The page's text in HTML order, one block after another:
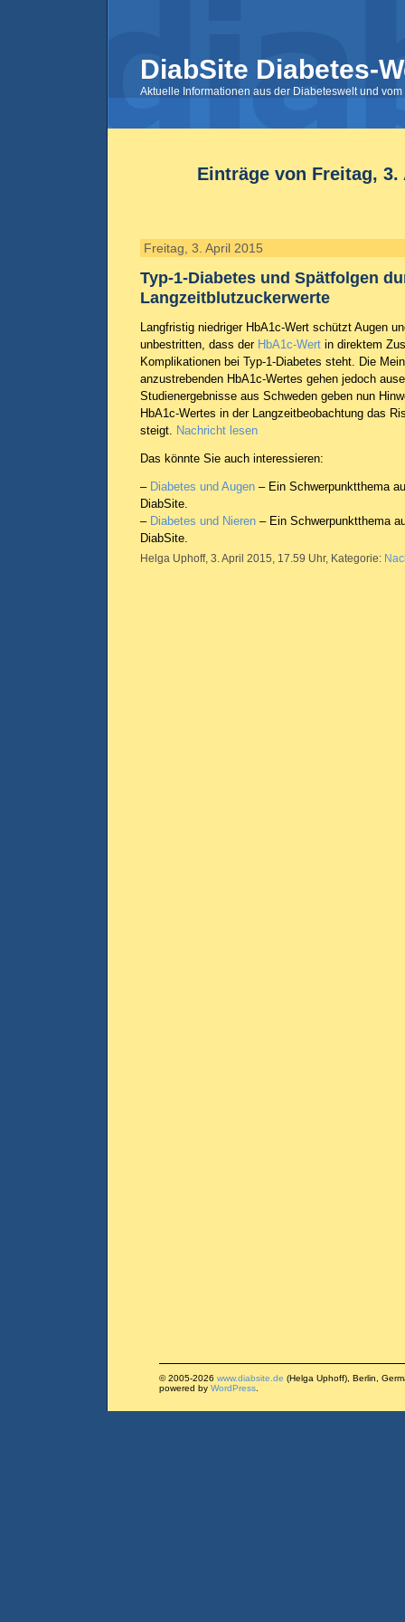
DiabSite Diabetes-
Aktuelle Informationen aus der Diabeteswelt und
Einträge von Freitag, 3.
Freitag, 3. April 2015
Typ-1-Diabetes und Spätfolgen
Langzeitblutzuckerwerte
Langfristig niedriger HbA1c-Wert schützt Augen
unbestritten, dass der HbA1c-Wert in direktem
Komplikationen bei Typ-1-Diabetes steht. Die
anzustrebenden HbA1c-Wertes gehen jedoch
Studienergebnisse aus Schweden geben nun
HbA1c-Wertes in der Langzeitbeobachtung das
steigt. Nachricht lesen
Das könnte Sie auch interessieren:
– Diabetes und Augen – Ein Schwerpunktthema
DiabSite.
– Diabetes und Nieren – Ein Schwerpunktthema
DiabSite.
Helga Uphoff, 3. April 2015, 17.59 Uhr, Kategorie:
© 2005-2026 www.diabsite.de (Helga Uphoff), Berlin,
powered by WordPress.